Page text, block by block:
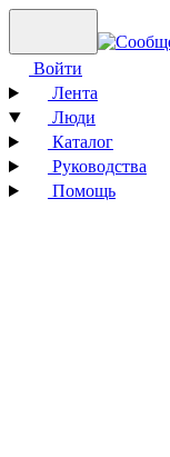
Войти
Лента
Люди
Каталог
Руководства
Помощь